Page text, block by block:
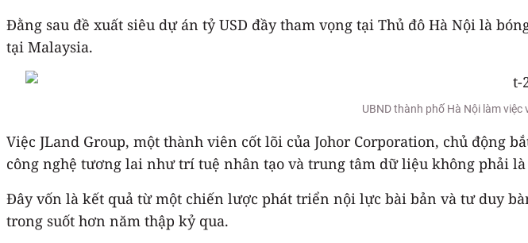
Đằng sau đề xuất siêu dự án tỷ USD đầy tham vọng tại Thủ đô Hà Nội là
tại Malaysia.
UBND thành phố Hà Nội làm
Việc JLand Group, một thành viên cốt lõi của Johor Corporation, chủ động
công nghệ tương lai như trí tuệ nhân tạo và trung tâm dữ liệu không phải
Đây vốn là kết quả từ một chiến lược phát triển nội lực bài bản và tư duy
trong suốt hơn năm thập kỷ qua.